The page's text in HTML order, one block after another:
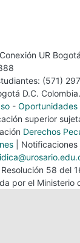
UR
(571)
D.C. Colombia.
- Oportunidades
superior
Derechos
|
58 del
por el Ministerio